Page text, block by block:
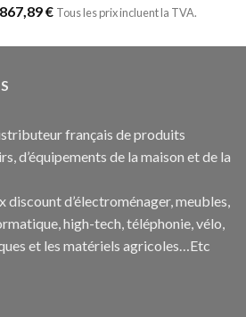
867,89€ Tous les prix incluent la TVA.
français de produits
d’équipements de la maison et de la
d’électroménager, meubles,
high-tech , téléphonie, vélo,
et les matériels agricoles…Etc